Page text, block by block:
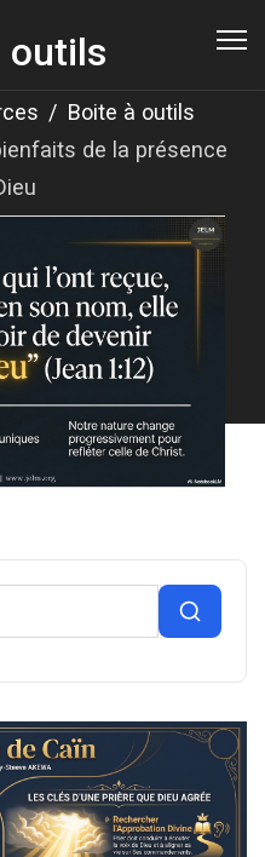
outils
Boite à outils
de la présence